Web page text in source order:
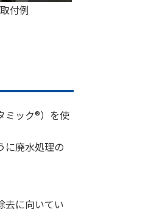
付例
ミック®）を使
に廃水処理の
去に向いてい